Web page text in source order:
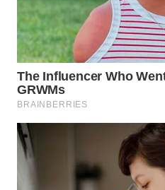
WN
MAJALENGKA
WN
SUBANG
WN
SUKABUMI
PURWAKARTA